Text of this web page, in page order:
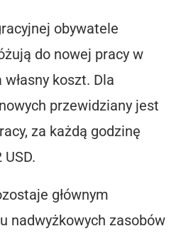
obywatele
do nowej pracy w
koszt. Dla
przewidziany jest
za każdą godzinę
głównym
nadwyżkowych zasobów